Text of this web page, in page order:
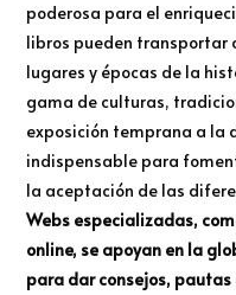
poderosa para el
libros pueden transportar
lugares y épocas de la
gama de culturas,
exposición temprana a la
indispensable para
la aceptación de las
Webs especializadas,
online, se apoyan en la
para dar consejos,